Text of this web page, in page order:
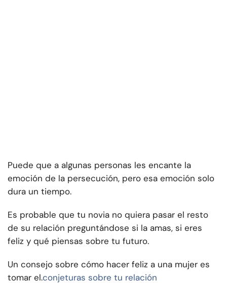
Puede que a algunas personas les encante la
emoción de la persecución, pero esa emoción solo
dura un tiempo.
Es probable que tu novia no quiera pasar el resto
de su relación preguntándose si la amas, si eres
feliz y qué piensas sobre tu futuro.
Un consejo sobre cómo hacer feliz a una mujer es
tomar el.conjeturas sobre tu relación